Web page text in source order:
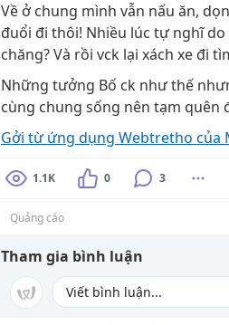
Về ở chung mình vẫn nấu ăn,
đuổi đi thôi! Nhiều lúc tự nghĩ
chăng? Và rồi vck lại xách xe đi
Những tưởng Bố ck như thế
cùng chung sống nên tạm quên
Gởi từ ứng dụng Webtretho của
1.1K 0 3
Quảng cáo
Tham gia bình luận